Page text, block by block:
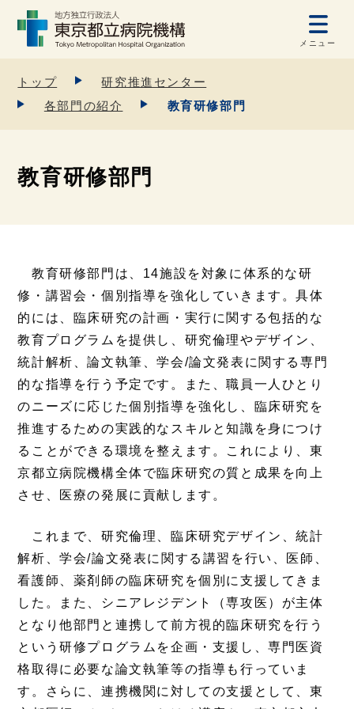
メニュー
トップ
研究推進センター
各部門の紹介
教育研修部門
教育研修部門
教育研修部門は、14施設を対象に体系的な研
修・講習会・個別指導を強化していきます。具体
的には、臨床研究の計画・実行に関する包括的な
教育プログラムを提供し、研究倫理やデザイン、
統計解析、論文執筆、学会/論文発表に関する専門
的な指導を行う予定です。また、職員一人ひとり
のニーズに応じた個別指導を強化し、臨床研究を
推進するための実践的なスキルと知識を身につけ
ることができる環境を整えます。これにより、東
京都立病院機構全体で臨床研究の質と成果を向上
させ、医療の発展に貢献します。
これまで、研究倫理、臨床研究デザイン、統計
解析、学会/論文発表に関する講習を行い、医師、
看護師、薬剤師の臨床研究を個別に支援してきま
した。また、シニアレジデント（専攻医）が主体
となり他部門と連携して前方視的臨床研究を行う
という研修プログラムを企画・支援し、専門医資
格取得に必要な論文執筆等の指導も行っていま
す。さらに、連携機関に対しての支援として、東